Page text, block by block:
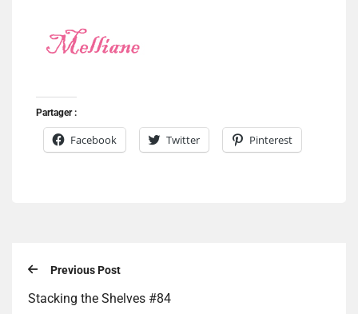
Partager :
Facebook Twitter Pinterest
Previous Post
Stacking the Shelves #84